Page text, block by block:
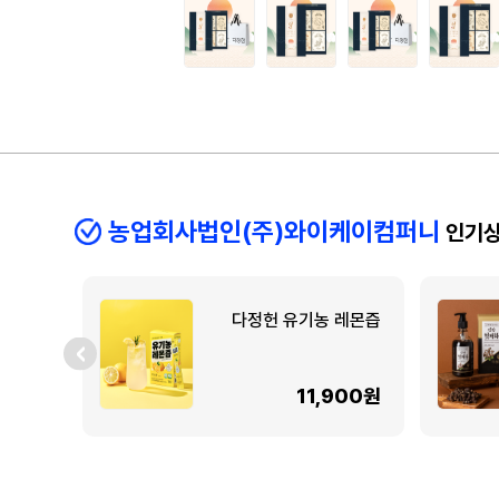
농업회사법인(주)와이케이컴퍼니 인기
다정헌 유기농 레몬즙
11,900원